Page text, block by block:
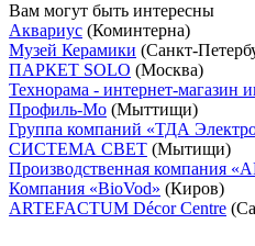
Вам могут быть интересны
Аквариус (Коминтерна)
Музей Керамики (Санкт-
ПАРКЕТ SOLO (Москва)
Технорама - интернет-магазин
Профиль-Мо (Мыттищи)
Группа компаний «ТДА
СИСТЕМА СВЕТ (Мытищи)
Производственная компания
Компания «BioVod» (Киров)
ARTEFACTUM Décor Centre